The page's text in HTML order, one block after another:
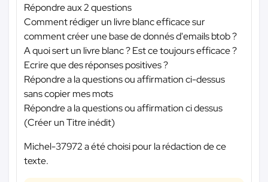
Répondre aux 2 questions
Comment rédiger un livre blanc efficace sur
comment créer une base de donnés d'emails btob ?
A quoi sert un livre blanc ? Est ce toujours efficace ?
Ecrire que des réponses positives ?
Répondre a la questions ou affirmation ci-dessus
sans copier mes mots
Répondre a la questions ou affirmation ci dessus
(Créer un Titre inédit)
Michel-37972 a été choisi pour la rédaction de ce
texte.